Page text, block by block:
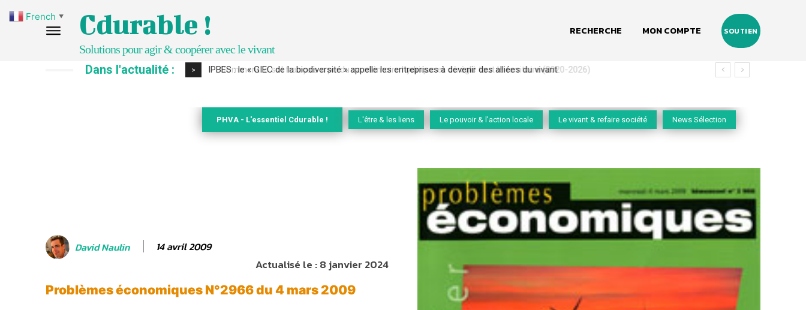
Cdurable !
Solutions pour agir & coopérer avec le vivant
RECHERCHE MON COMPTE SOUTIEN
Dans l'actualité : > Comment le sol français a perdu sa mémoire hydrique et déréglé tout le territoire (2020-2026)
PHVA - L'essentiel Cdurable ! L'être & les liens Le pouvoir & l'action locale Le vivant & refaire société News Sélection
David Naulin 14 avril 2009
Actualisé le :8 janvier 2024
Problèmes économiques N°2966 du 4 mars 2009
French ▼